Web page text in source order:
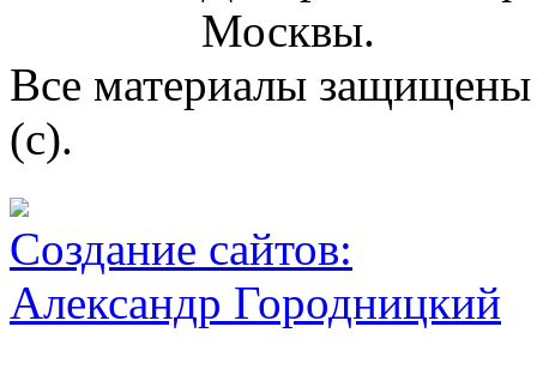
Москвы.
Все материалы
(c).
Создание сайтов:
Александр Городницкий